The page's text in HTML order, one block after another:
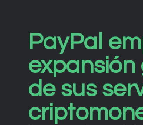
PayPal
expansión
de sus